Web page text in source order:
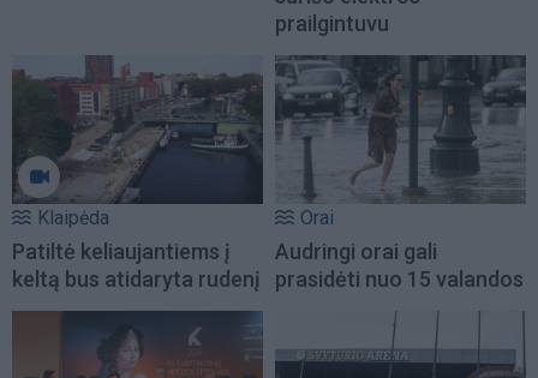
prailgintuvu
Klaipėda
Patiltė keliaujantiems į
keltą bus atidaryta rudenį
Orai
Audringi orai gali
prasidėti nuo 15 valandos